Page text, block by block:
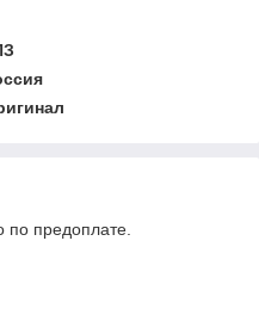
по предоплате.